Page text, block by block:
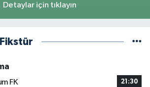
Detaylar için tıklayın
FK
21:30